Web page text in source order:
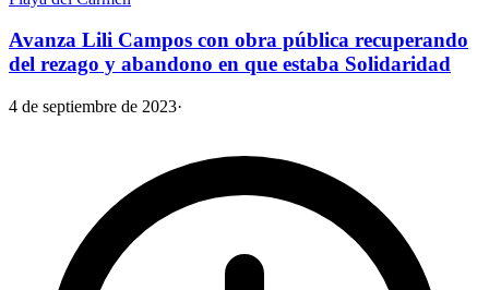
Avanza Lili Campos con obra pública recuperando
del rezago y abandono en que estaba Solidaridad
4 de septiembre de 2023·